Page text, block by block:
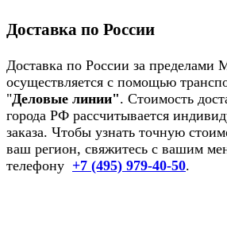
Доставка по России
Доставка по России за пределами
осуществляется с помощью
"Деловые линии". Стоимость
города РФ рассчитывается
заказа. Чтобы узнать точную
ваш регион, свяжитесь с вашим
телефону +7 (495) 979-40-50.